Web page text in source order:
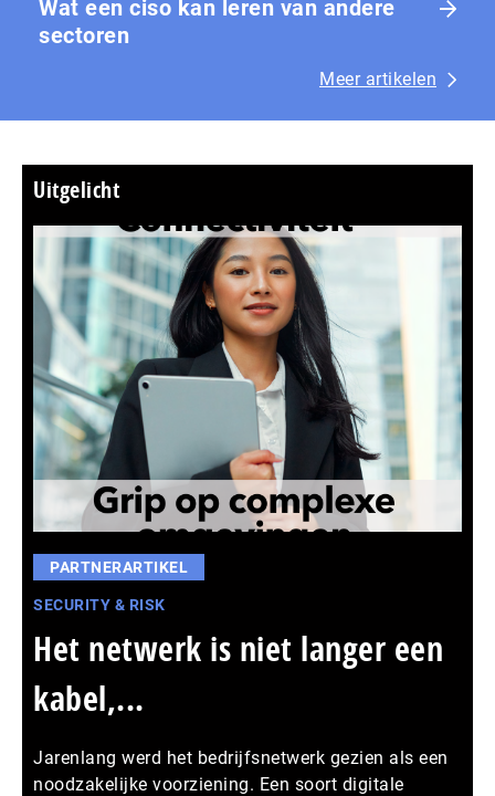
Wat een ciso kan leren van andere
sectoren
Meer artikelen
Uitgelicht
PARTNERARTIKEL
SECURITY & RISK
Het netwerk is niet langer een
kabel,...
Jarenlang werd het bedrijfsnetwerk gezien als een
noodzakelijke voorziening. Een soort digitale